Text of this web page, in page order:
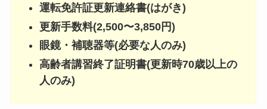
運転免許証更新連絡書(はがき)
更新手数料(2,500〜3,850円)
眼鏡・補聴器等(必要な人のみ)
高齢者講習終了証明書(更新時70歳以上の
人のみ)